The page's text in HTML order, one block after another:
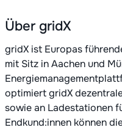
Über gridX
gridX ist Europas
mit Sitz in Aachen und
optimiert gridX
sowie an Ladestationen
Endkund:innen können